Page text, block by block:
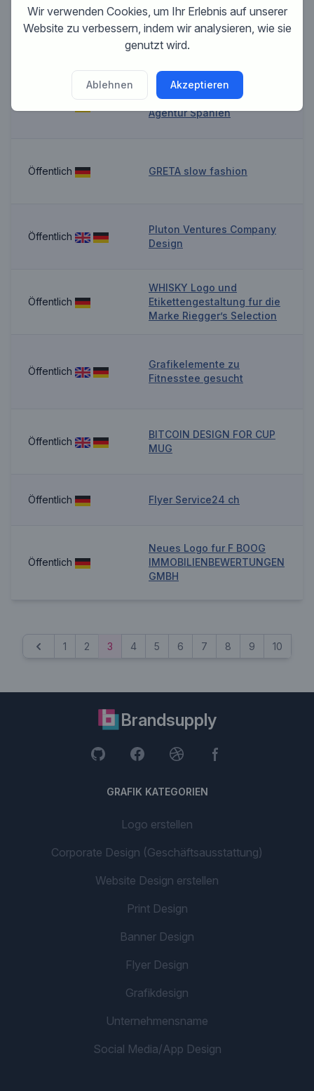
Design fur die Beklebung
eines Wohnmobils
Logo fur IT Consulting
Agentur Spanien
Öffentlich GRETA slow fashion
Öffentlich
Pluton Ventures Company
Design
Öffentlich
WHISKY Logo und
Etikettengestaltung fur die
Marke Riegger’s Selection
Öffentlich
Grafikelemente zu
Fitnesstee gesucht
Öffentlich
BITCOIN DESIGN FOR CUP
MUG
Öffentlich Flyer Service24 ch
Öffentlich
Neues Logo fur F BOOG
IMMOBILIENBEWERTUNGEN
GMBH
Previous
1 2 3 4 5 6 7 8 9 10
Brandsupply
GRAFIK KATEGORIEN
Logo erstellen
Corporate Design (Geschäftsausstattung)
Website Design erstellen
Print Design
Banner Design
Flyer Design
Grafikdesign
Unternehmensname
Social Media/App Design
Wir verwenden Cookies, um Ihr Erlebnis auf unserer
Website zu verbessern, indem wir analysieren, wie sie
genutzt wird.
Ablehnen Akzeptieren